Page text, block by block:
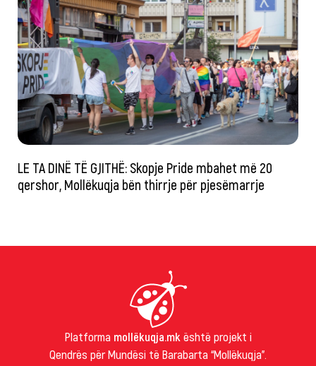
LE TA DINË TË GJITHË: Skopje Pride mbahet më 20
qershor, Mollëkuqja bën thirrje për pjesëmarrje
Platforma mollëkuqja.mk është projekt i
Qendrës për Mundësi të Barabarta “Mollëkuqja”.